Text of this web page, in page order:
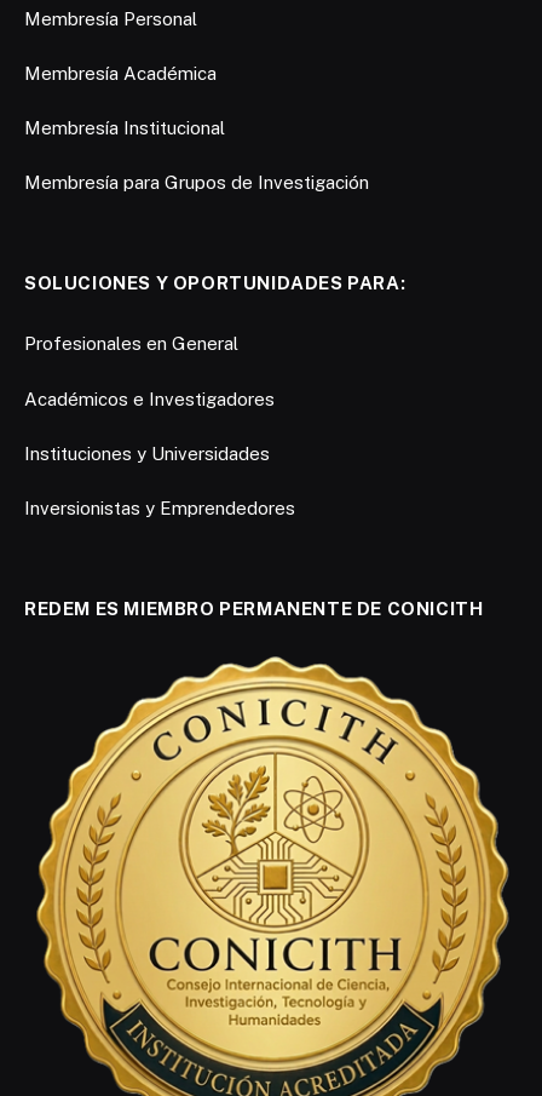
Membresía Personal
Membresía Académica
Membresía Institucional
Membresía para Grupos de Investigación
SOLUCIONES Y OPORTUNIDADES PARA:
Profesionales en General
Académicos e Investigadores
Instituciones y Universidades
Inversionistas y Emprendedores
REDEM ES MIEMBRO PERMANENTE DE CONICITH